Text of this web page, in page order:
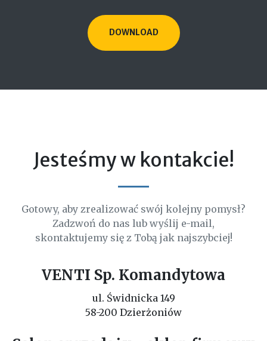
DOWNLOAD
Jesteśmy w kontakcie!
Gotowy, aby zrealizować swój kolejny pomysł?
Zadzwoń do nas lub wyślij e-mail,
skontaktujemy się z Tobą jak najszybciej!
VENTI Sp. Komandytowa
ul. Świdnicka 149
58-200 Dzierżoniów